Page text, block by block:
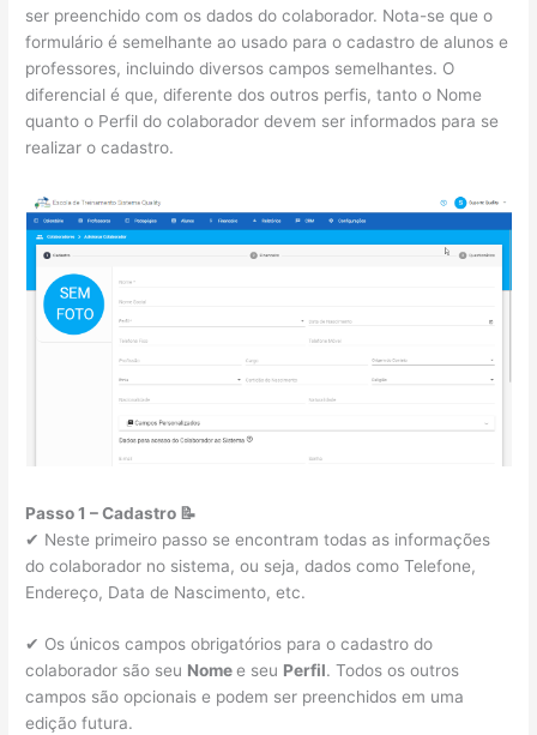
ser preenchido com os dados do colaborador. Nota-se que o
formulário é semelhante ao usado para o cadastro de alunos e
professores, incluindo diversos campos semelhantes. O
diferencial é que, diferente dos outros perfis, tanto o Nome
quanto o Perfil do colaborador devem ser informados para se
realizar o cadastro.
Passo 1 – Cadastro 📝
✔ Neste primeiro passo se encontram todas as informações
do colaborador no sistema, ou seja, dados como Telefone,
Endereço, Data de Nascimento, etc.
✔ Os únicos campos obrigatórios para o cadastro do
colaborador são seu Nomee seu Perfil. Todos os outros
campos são opcionais e podem ser preenchidos em uma
edição futura.